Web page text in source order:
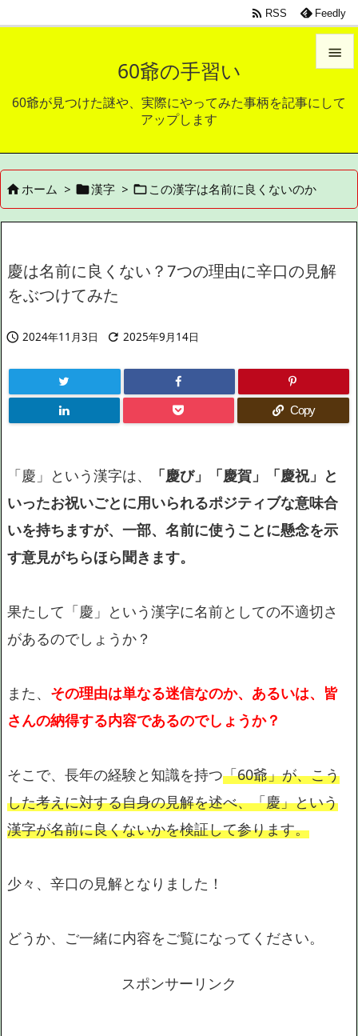
60爺の手習い
60爺が見つけた謎や、実際にやってみた事柄を記事にして
アップします

メニュ
サイド



 RSS Feedly
ホーム > 漢字 >  この漢字は名前に良くないのか
慶は名前に良くない？7つの理由に辛口の見解
をぶつけてみた
 2024年11月3日  2025年9月14日
Copy
「慶」という漢字は、
「慶び」「慶賀」「慶祝」と
いったお祝いごとに用いられるポジティブな意味合
いを持ちますが、一部、名前に使うことに懸念を示
す意見がちらほら聞きます。
果たして「慶」という漢字に名前としての不適切さ
があるのでしょうか？
また、 その理由は単なる迷信なのか、あるいは、皆
さんの納得する内容であるのでしょうか？
そこで、長年の経験と知識を持つ「60爺」が、こう
した考えに対する自身の見解を述べ、「慶」という
漢字が名前に良くないかを検証して参ります。
少々、辛口の見解となりました！
どうか、ご一緒に内容をご覧になってください。
スポンサーリンク